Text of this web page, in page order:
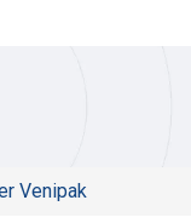
Venipak